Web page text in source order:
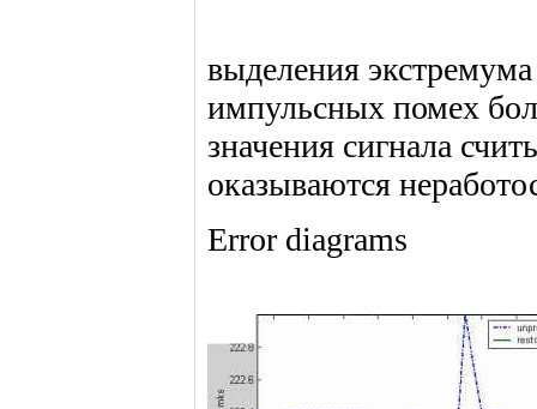
выделения
импульсных помех
значения сигнала
оказываются
Error diagrams